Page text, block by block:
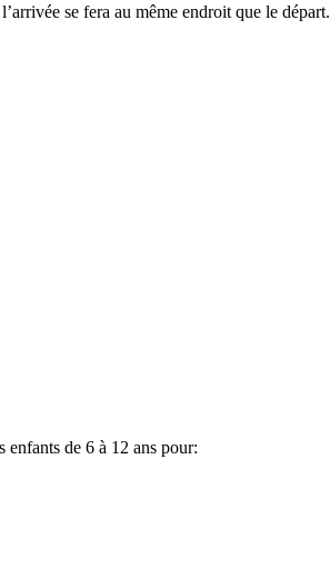
se fera au même endroit que le départ.
enfants de 6 à 12 ans pour: